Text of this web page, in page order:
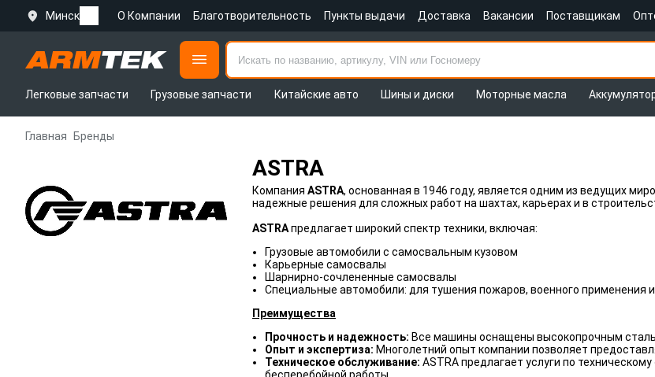
Минск О Компании Благотворительность Пункты выдачи Доставка Вакансии Поставщикам
Легковые запчасти
Грузовые запчасти Китайские авто Шины и диски Моторные масла
Главная Бренды
ASTRA
Компания ASTRA, основанная в 1946 году, является одним из ведущих
надежные решения для сложных работ на шахтах, карьерах и в
ASTRAпредлагает широкий спектр техники, включая:
Грузовые автомобили с самосвальным кузовом
Карьерные самосвалы
Шарнирно-сочлененные самосвалы
Специальные автомобили: для тушения пожаров, военного применения
Преимущества
Прочность и надежность: Все машины оснащены высокопрочным
Опыт и экспертиза: Многолетний опыт компании позволяет
Техническое обслуживание: ASTRA предлагает услуги по